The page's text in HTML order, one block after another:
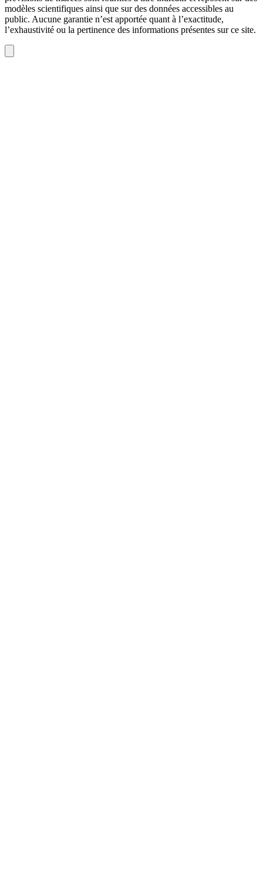
modèles scientifiques ainsi que sur des données accessibles au
public. Aucune garantie n’est apportée quant à l’exactitude,
l’exhaustivité ou la pertinence des informations présentes sur ce site.